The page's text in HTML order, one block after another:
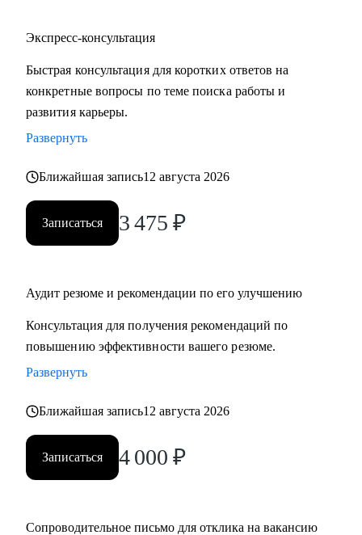
Экспресс-консультация
Быстрая консультация для коротких ответов на
конкретные вопросы по теме поиска работы и
развития карьеры.
Развернуть
Ближайшая запись12 августа 2026
Записаться 3 475 ₽
Аудит резюме и рекомендации по его улучшению
Консультация для получения рекомендаций по
повышению эффективности вашего резюме.
Развернуть
Ближайшая запись12 августа 2026
Записаться 4 000 ₽
Сопроводительное письмо для отклика на вакансию